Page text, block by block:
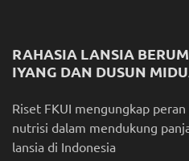
RAHASIA LANSIA
IYANG DAN DUSUN
Riset FKUI mengungkap
nutrisi dalam mendukung
lansia di Indonesia